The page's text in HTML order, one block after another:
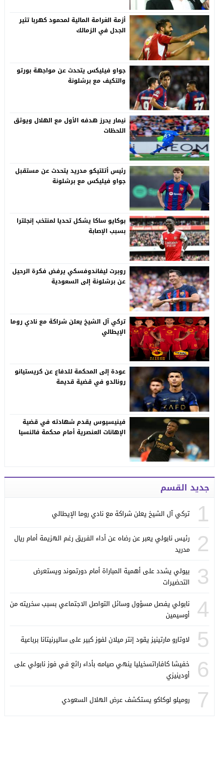
أزمة الغرامة المالية لمحمود كهربا تثير
الجدل في الزمالك
جواو فيليكس يتحدث عن مواجهة بورتو
والتكيف مع برشلونة
نيمار يحرز هدفه الأول مع الهلال ويوثق
اللحظات
رئيس أتلتيكو مدريد يتحدث عن مستقبل
جواو فيليكس مع برشلونة
بوكايو ساكا يشكل تحديا لمنتخب إنجلترا
بسبب الإصابة
روبرت ليفاندوفسكي يرفض فكرة الرحيل
عن برشلونة إلى السعودية
تركي آل الشيخ يعلن شراكة مع نادي روما
الإيطالي
عودة إلى المحكمة للدفاع عن كريستيانو
رونالدو في قضية قديمة
فينيسيوس يقدم شهادته في قضية
الإهانات العنصرية أمام محكمة فالنسيا
جديد القسم
1 تركي آل الشيخ يعلن شراكة مع نادي روما الإيطالي
2
رئيس نابولي يعبر عن رضاه عن أداء الفريق رغم الهزيمة أمام ريال
مدريد
3
بيولي يشدد على أهمية المباراة أمام دورتموند ويستعرض
التحضيرات
4
نابولي يفصل مسؤول وسائل التواصل الاجتماعي بسبب سخريته من
أوسيمين
5 لاوتارو مارتينيز يقود إنتر ميلان لفوز كبير على ساليرنيتانا برباعية
6
خفيشا كافاراتسخيليا ينهي صيامه بأداء رائع في فوز نابولي على
أودينيزي
7 روميلو لوكاكو يستكشف عرض الهلال السعودي